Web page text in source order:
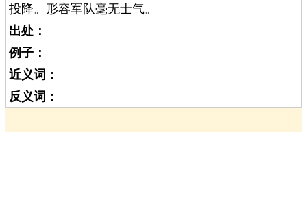
投降。形容军队毫无士气。
出处：
例子：
近义词：
反义词：